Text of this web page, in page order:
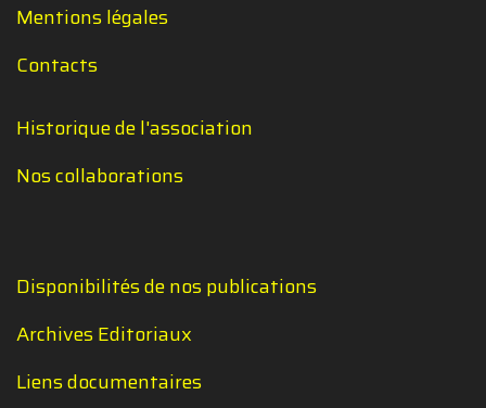
Mentions légales
Contacts
Historique de l'association
Nos collaborations
Disponibilités de nos publications
Archives Editoriaux
Liens documentaires